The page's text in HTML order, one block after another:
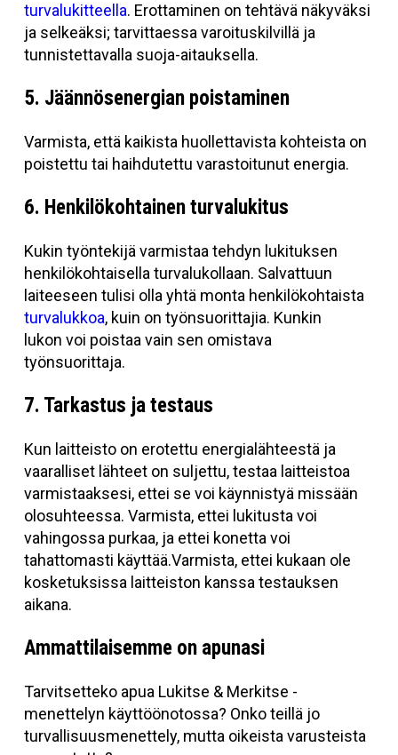
turvalukitteella. Erottaminen on tehtävä näkyväksi
ja selkeäksi; tarvittaessa varoituskilvillä ja
tunnistettavalla suoja-aitauksella.
5. Jäännösenergian poistaminen
Varmista, että kaikista huollettavista kohteista on
poistettu tai haihdutettu varastoitunut energia.
6. Henkilökohtainen turvalukitus
Kukin työntekijä varmistaa tehdyn lukituksen
henkilökohtaisella turvalukollaan. Salvattuun
laiteeseen tulisi olla yhtä monta henkilökohtaista
turvalukkoa, kuin on työnsuorittajia. Kunkin
lukon voi poistaa vain sen omistava
työnsuorittaja.
7. Tarkastus ja testaus
Kun laitteisto on erotettu energialähteestä ja
vaaralliset lähteet on suljettu, testaa laitteistoa
varmistaaksesi, ettei se voi käynnistyä missään
olosuhteessa. Varmista, ettei lukitusta voi
vahingossa purkaa, ja ettei konetta voi
tahattomasti käyttää.Varmista, ettei kukaan ole
kosketuksissa laitteiston kanssa testauksen
aikana.
Ammattilaisemme on apunasi
Tarvitsetteko apua Lukitse & Merkitse -
menettelyn käyttöönotossa? Onko teillä jo
turvallisuusmenettely, mutta oikeista varusteista